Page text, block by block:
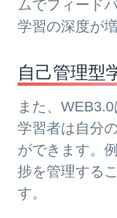
ムでフィード
学習の深度が
自己管理型
また、
学習者は自分
ができます。
捗を管理する
す。